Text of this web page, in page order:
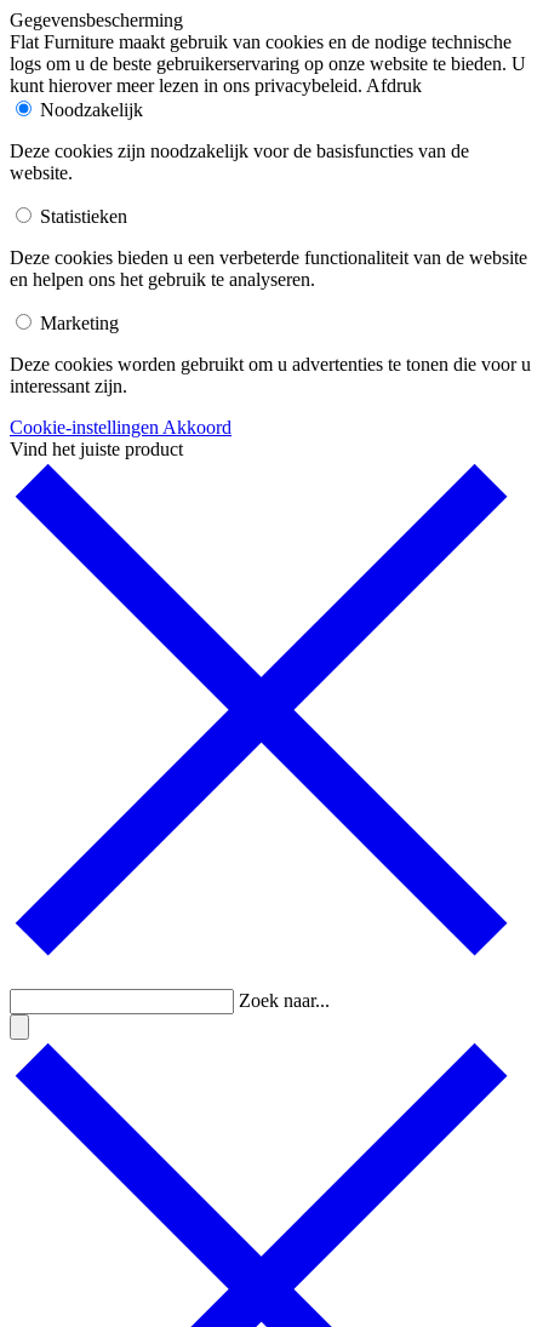
Gegevensbescherming
Flat Furniture maakt gebruik van cookies en de nodige technische
logs om u de beste gebruikerservaring op onze website te bieden. U
kunt hierover meer lezen in ons privacybeleid. Afdruk
Noodzakelijk
Deze cookies zijn noodzakelijk voor de basisfuncties van de
website.
Statistieken
Deze cookies bieden u een verbeterde functionaliteit van de website
en helpen ons het gebruik te analyseren.
Marketing
Deze cookies worden gebruikt om u advertenties te tonen die voor u
interessant zijn.
Cookie-instellingen Akkoord
Vind het juiste product
Zoek naar...